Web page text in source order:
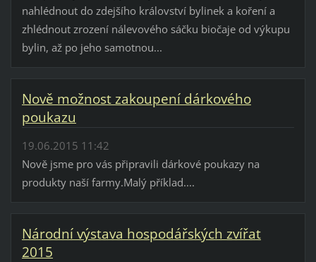
nahlédnout do zdejšího království bylinek a koření a
zhlédnout zrození nálevového sáčku biočaje od výkupu
bylin, až po jeho samotnou...
Nově možnost zakoupení dárkového
poukazu
19.06.2015 11:42
Nově jsme pro vás připravili dárkové poukazy na
produkty naší farmy.Malý příklad....
Národní výstava hospodářských zvířat
2015